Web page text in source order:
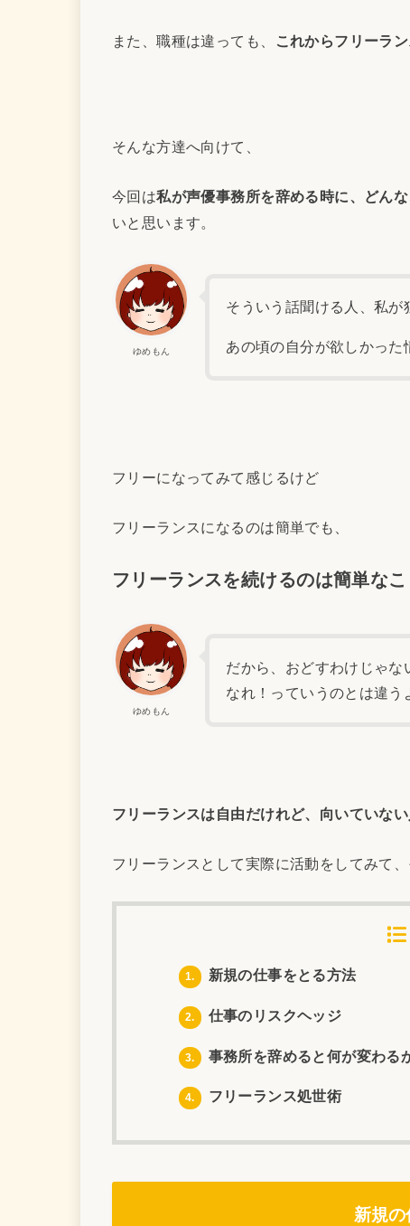
また、職種は違っても、 これからフリーラ
そんな方達へ向けて、
今回は私が声優事務所を辞める時に、どん
いと思います。
ゆめもん
そういう話聞ける人、私が
あの頃の自分が欲しかっ
フリーになってみて感じるけど
フリーランスになるのは簡単でも、
フリーランスを続けるのは簡単なこ
ゆめもん
だから、おどすわけじゃな
なれ！っていうのとは違う
フリーランスは自由だけれど、向いていな
フリーランスとして実際に活動をしてみて
1. 新規の仕事をとる方法
2. 仕事のリスクヘッジ
3. 事務所を辞めると何が変わる
4. フリーランス処世術
新規